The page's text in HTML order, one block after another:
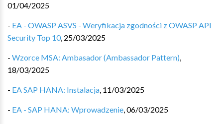
01/04/2025
- EA - OWASP ASVS - Weryfikacja zgodności z OWASP API
Security Top 10, 25/03/2025
- Wzorce MSA: Ambasador (Ambassador Pattern),
18/03/2025
- EA SAP HANA: Instalacja, 11/03/2025
- EA - SAP HANA: Wprowadzenie,06/03/2025